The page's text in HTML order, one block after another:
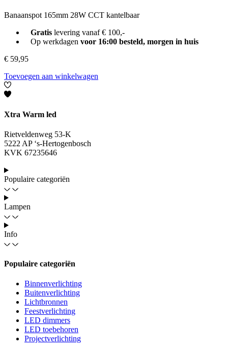
Banaanspot 165mm 28W CCT kantelbaar
Gratislevering vanaf € 100,-
Op werkdagen voor 16:00 besteld, morgen in huis
€ 59,95
Toevoegen aan winkelwagen
Xtra Warm led
Rietveldenweg 53-K
5222 AP ‘s-Hertogenbosch
KVK 67235646
Populaire categoriën
Lampen
Info
Populaire categoriën
Binnenverlichting
Buitenverlichting
Lichtbronnen
Feestverlichting
LED dimmers
LED toebehoren
Projectverlichting